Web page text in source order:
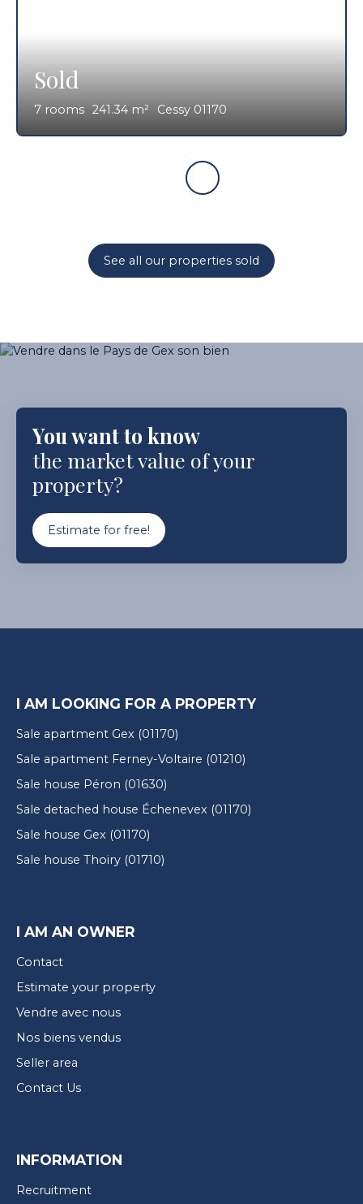
Sold
7 rooms 241.34 m² Cessy 01170
See all our properties sold
You want to know
the market value of your
property?
Estimate for free!
I AM LOOKING FOR A PROPERTY
Sale apartment Gex (01170)
Sale apartment Ferney-Voltaire (01210)
Sale house Péron (01630)
Sale detached house Échenevex (01170)
Sale house Gex (01170)
Sale house Thoiry (01710)
I AM AN OWNER
Contact
Estimate your property
Vendre avec nous
Nos biens vendus
Seller area
Contact Us
INFORMATION
Recruitment